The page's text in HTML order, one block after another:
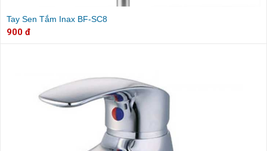
Tay Sen Tắm Inax BF-SC8
900 đ